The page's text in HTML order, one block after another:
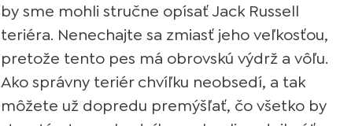
by sme mohli stručne opísať Jack Russell
teriéra. Nenechajte sa zmiasť jeho veľkosťou,
pretože tento pes má obrovskú výdrž a vôľu.
Ako správny teriér chvíľku neobsedí, a tak
môžete už dopredu premýšľať, čo všetko by